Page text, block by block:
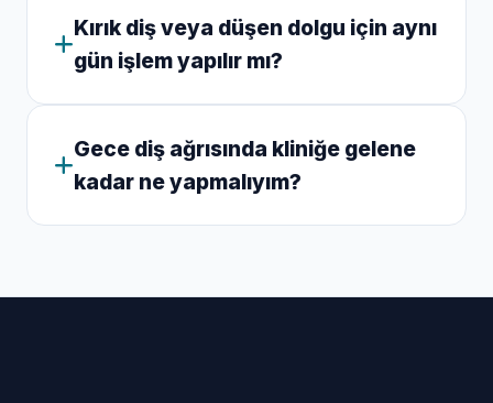
Kırık diş veya düşen dolgu için aynı
gün işlem yapılır mı?
Gece diş ağrısında kliniğe gelene
kadar ne yapmalıyım?